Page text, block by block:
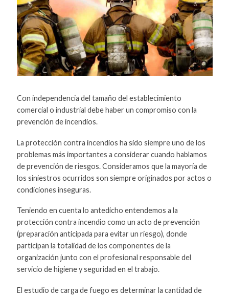
Con independencia del tamaño del establecimiento
comercial o industrial debe haber un compromiso con la
prevención de incendios.
La protección contra incendios ha sido siempre uno de los
problemas más importantes a considerar cuando hablamos
de prevención de riesgos. Consideramos que la mayoría de
los siniestros ocurridos son siempre originados por actos o
condiciones inseguras.
Teniendo en cuenta lo antedicho entendemos a la
protección contra incendio como un acto de prevención
(preparación anticipada para evitar un riesgo), donde
participan la totalidad de los componentes de la
organización junto con el profesional responsable del
servicio de higiene y seguridad en el trabajo.
El estudio de carga de fuego es determinar la cantidad de